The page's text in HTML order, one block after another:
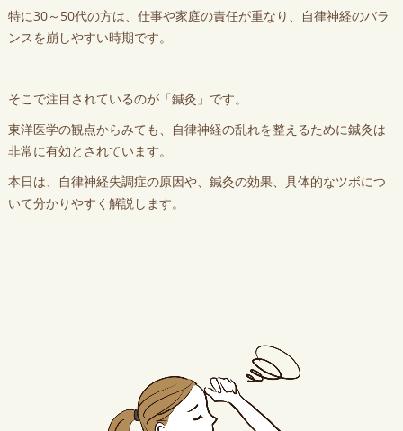
特に30～50代の方は、仕事や家庭の責任が重なり、自律神経のバラ
ンスを崩しやすい時期です。
そこで注目されているのが「鍼灸」です。
東洋医学の観点からみても、自律神経の乱れを整えるために鍼灸は
非常に有効とされています。
本日は、自律神経失調症の原因や、鍼灸の効果、具体的なツボにつ
いて分かりやすく解説します。